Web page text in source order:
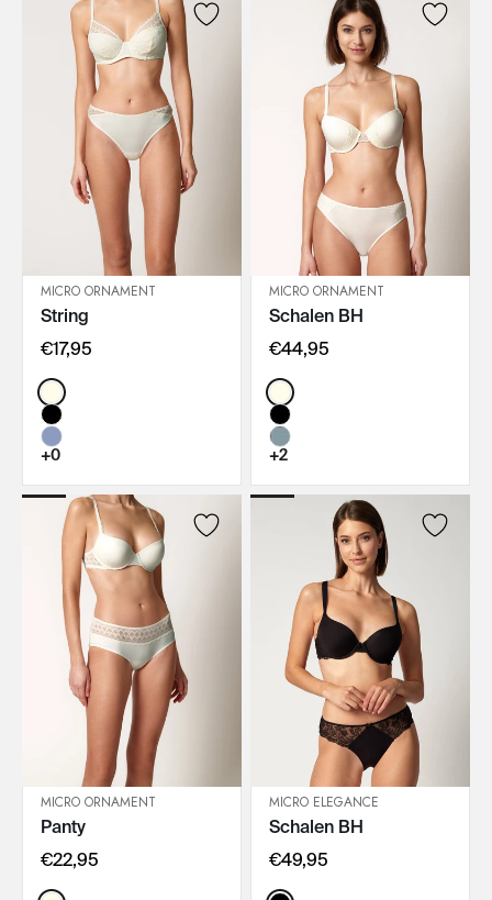
IN DEN WARENKORB
MICRO ORNAMENT
String
€17,95
Color:
+0
IN DEN WARENKORB
MICRO ORNAMENT
Schalen BH
€44,95
Color:
+2
IN DEN WARENKORB
MICRO ORNAMENT
Panty
€22,95
IN DEN WARENKORB
MICRO ELEGANCE
Schalen BH
€49,95